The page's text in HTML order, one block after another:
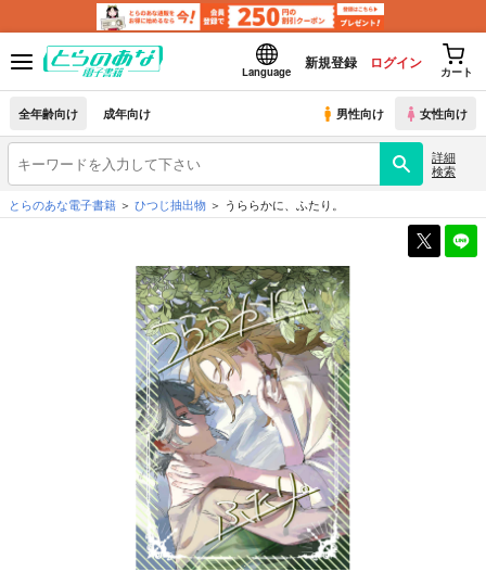
Language
新規登録 ログイン
カート
全年齢向け 成年向け 男性向け 女性向け
詳細
検索
とらのあな電子書籍
ひつじ抽出物 うららかに、ふたり。